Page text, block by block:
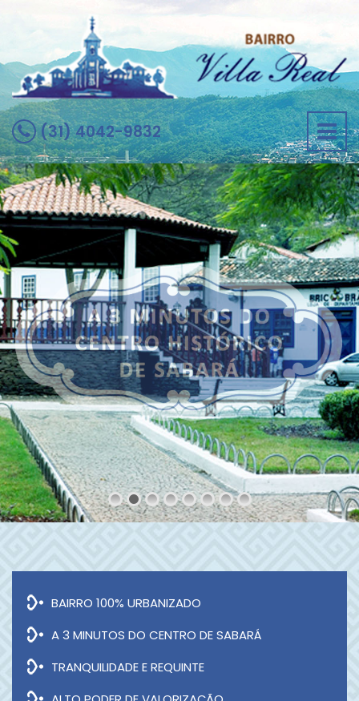
(31) 4042-9832
BAIRRO 100% URBANIZADO
A 3 MINUTOS DO CENTRO DE SABARÁ
TRANQUILIDADE E REQUINTE